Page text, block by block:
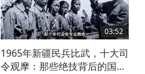
03:52
1965年新疆民兵比武，十大司
令观摩：那些绝技背后的国家